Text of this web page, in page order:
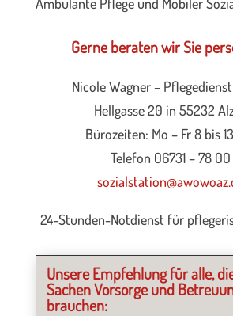
Gerne beraten wir Sie
Nicole Wagner –
Hellgasse 20 in 55232
Bürozeiten: Mo – Fr 8 bis
Telefon 06731 – 78 00
24-Stunden-Notdienst für
Unsere Empfehlung für alle,
Sachen Vorsorge und
brauchen: